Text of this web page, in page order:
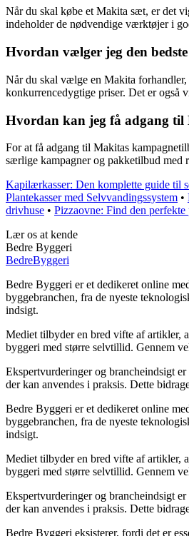
Når du skal købe et Makita sæt, er det
indeholder de nødvendige værktøjer i
Hvordan vælger jeg den
Når du skal vælge en Makita
konkurrencedygtige priser. Det er også
Hvordan kan jeg få adgang
For at få adgang til Makitas
særlige kampagner og pakketilbud med
Kapilærkasser: Den komplette guide til
Plantekasser med Selvvandingssystem •
drivhuse • Pizzaovne: Find den
Lær os at kende
Bedre Byggeri
BedreByggeri
Bedre Byggeri er et dedikeret online
byggebranchen, fra de nyeste
indsigt.
Mediet tilbyder en bred vifte af artikler,
byggeri med større selvtillid. Gennem
Ekspertvurderinger og brancheindsigt
der kan anvendes i praksis. Dette
Bedre Byggeri er et dedikeret online
byggebranchen, fra de nyeste
indsigt.
Mediet tilbyder en bred vifte af artikler,
byggeri med større selvtillid. Gennem
Ekspertvurderinger og brancheindsigt
der kan anvendes i praksis. Dette
Bedre Byggeri eksisterer, fordi det er